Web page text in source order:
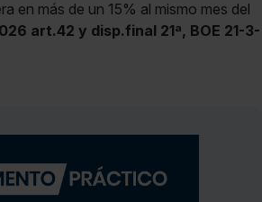
en más de un 15% al mismo mes del
art.42 y disp.final 21ª, BOE 21-3-